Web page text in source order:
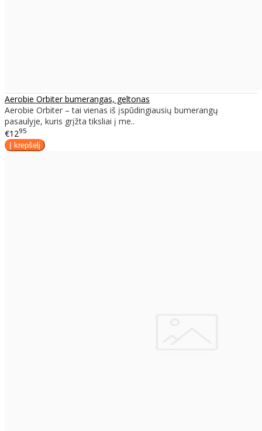
Aerobie Orbiter bumerangas, geltonas
Aerobie Orbiter – tai vienas iš įspūdingiausių bumerangų
pasaulyje, kuris grįžta tiksliai į me..
€1295